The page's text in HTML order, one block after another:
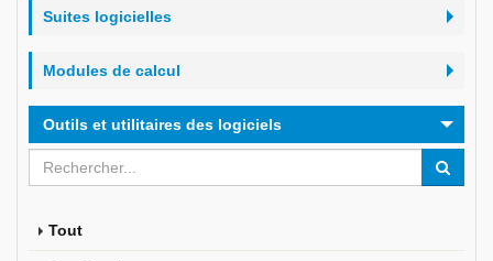
Suites logicielles
Modules de calcul
Outils et utilitaires des logiciels
Tout